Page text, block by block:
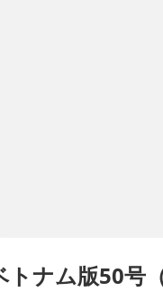
ナム版50号